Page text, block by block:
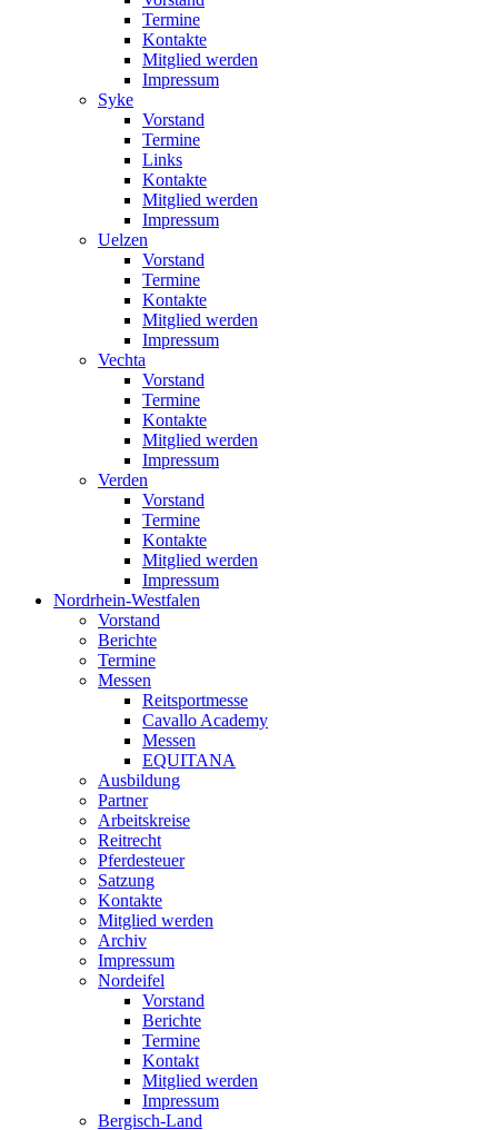
Termine
Kontakte
Mitglied werden
Impressum
Syke
Vorstand
Termine
Links
Kontakte
Mitglied werden
Impressum
Uelzen
Vorstand
Termine
Kontakte
Mitglied werden
Impressum
Vechta
Vorstand
Termine
Kontakte
Mitglied werden
Impressum
Verden
Vorstand
Termine
Kontakte
Mitglied werden
Impressum
Nordrhein-Westfalen
Vorstand
Berichte
Termine
Messen
Reitsportmesse
Cavallo Academy
Messen
EQUITANA
Ausbildung
Partner
Arbeitskreise
Reitrecht
Pferdesteuer
Satzung
Kontakte
Mitglied werden
Archiv
Impressum
Nordeifel
Vorstand
Berichte
Termine
Kontakt
Mitglied werden
Impressum
Bergisch-Land